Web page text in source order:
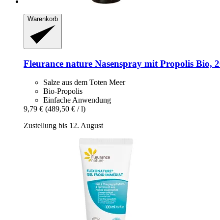
Warenkorb
Fleurance nature Nasenspray mit Propolis Bio,
Salze aus dem Toten Meer
Bio-Propolis
Einfache Anwendung
9,79 € (489,50 € / l)
Zustellung bis 12. August